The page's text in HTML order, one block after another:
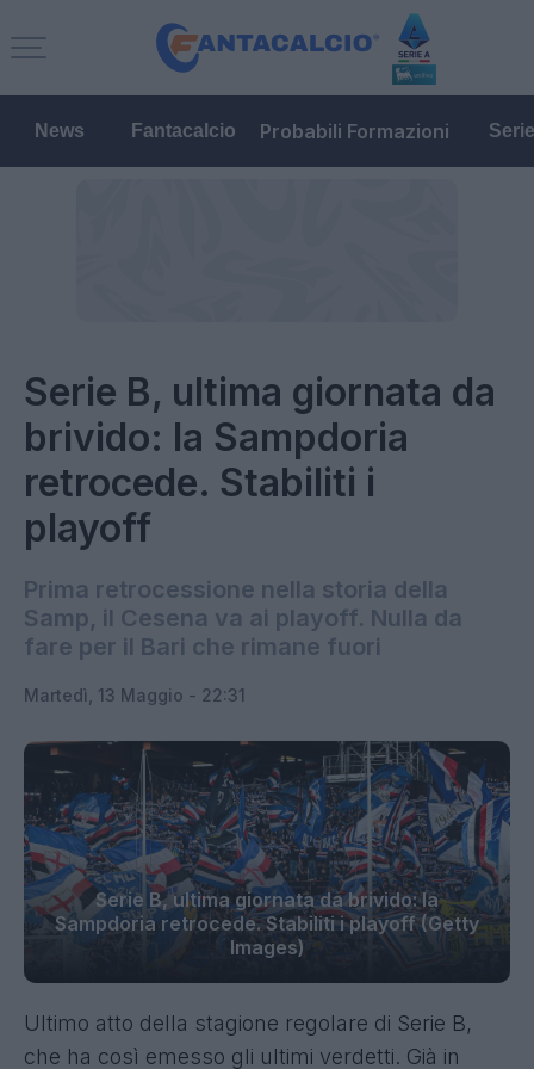
News Fantacalcio Probabili Formazioni
Serie B, ultima giornata da
brivido: la Sampdoria
retrocede. Stabiliti i
playoff
Prima retrocessione nella storia della
Samp, il Cesena va ai playoff. Nulla da
fare per il Bari che rimane fuori
Martedì, 13 Maggio - 22:31
Serie B, ultima giornata da brivido: la
Sampdoria retrocede. Stabiliti i playoff (Getty
Images)
Ultimo atto della stagione regolare di Serie B,
che ha così emesso gli ultimi verdetti. Già in